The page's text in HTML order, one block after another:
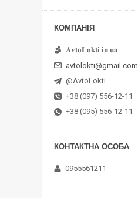
𝐀𝐯𝐭𝐨𝐋𝐨𝐤𝐭𝐢.𝐢𝐧.𝐮𝐚
avtolokti@gmail.com
@AvtoLokti
+38 (097) 556-12-11
+38 (095) 556-12-11
0955561211